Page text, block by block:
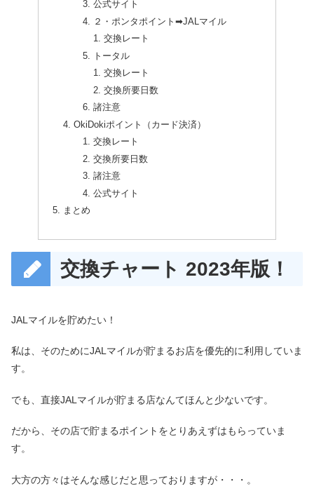
公式サイト
２・ポンタポイント➡JALマイル
交換レート
トータル
交換レート
交換所要日数
諸注意
OkiDokiポイント（カード決済）
交換レート
交換所要日数
諸注意
公式サイト
まとめ
交換チャート 2023年版！
JALマイルを貯めたい！
私は、そのためにJALマイルが貯まるお店を優先的に利用していま
す。
でも、直接JALマイルが貯まる店なんてほんと少ないです。
だから、その店で貯まるポイントをとりあえずはもらっていま
す。
大方の方々はそんな感じだと思っておりますが・・・。